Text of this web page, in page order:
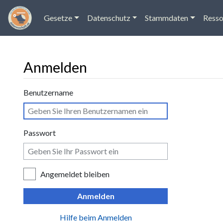
Gesetze Datenschutz Stammdaten
Anmelden
Wechseln zu:Navigation
Benutzername
Passwort
Angemeldet bleiben
Anmelden
Hilfe beim Anmelden